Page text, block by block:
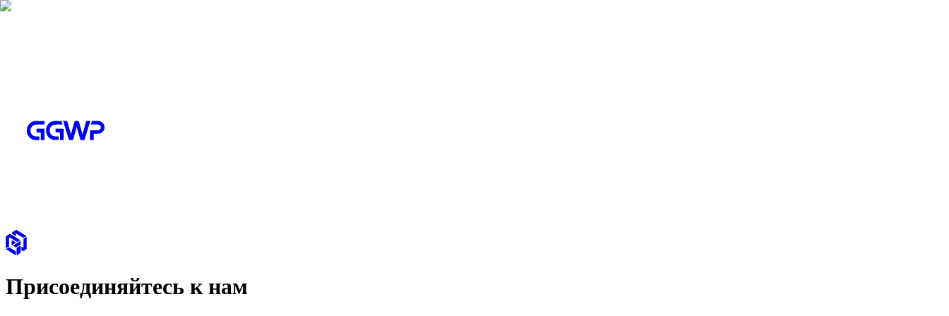
Присоединяйтесь к нам